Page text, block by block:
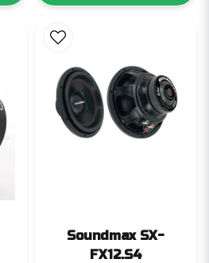
Soundmax SX-
FX12.S4